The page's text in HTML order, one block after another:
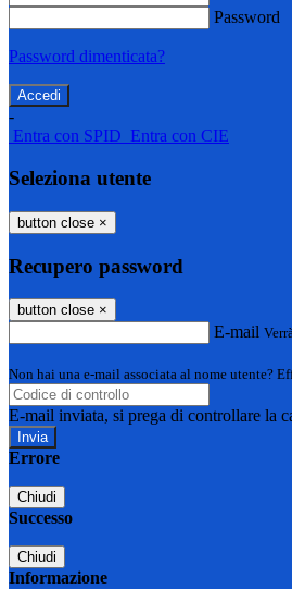
Password
Password dimenticata?
-
Entra con SPID Entra con CIE
Seleziona utente
button close ×
Recupero password
button close ×
E-mail
Non hai una e-mail associata al nome utente?
E-mail inviata, si prega di controllare la
Errore
Chiudi
Successo
Chiudi
Informazione